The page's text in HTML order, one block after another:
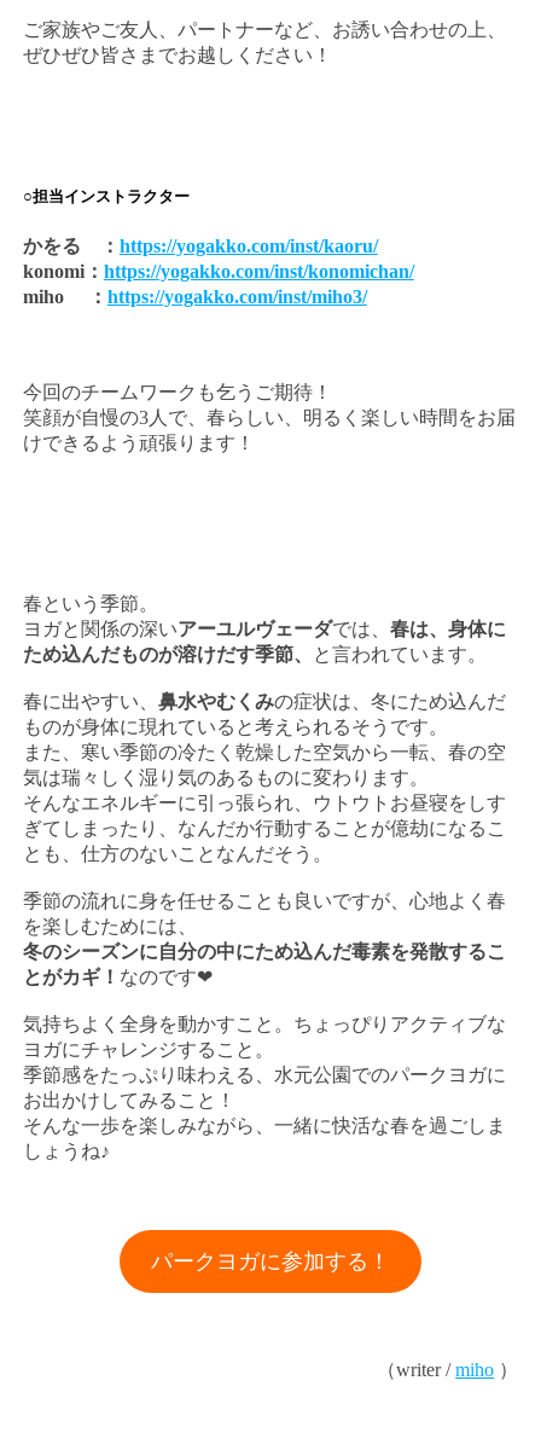
ご家族やご友人、パートナーなど、お誘い合わせの上、
ぜひぜひ皆さまでお越しください！
○担当インストラクター
かをる ： https://yogakko.com/inst/kaoru/
konomi： https://yogakko.com/inst/konomichan/
miho ： https://yogakko.com/inst/miho3/
今回のチームワークも乞うご期待！
笑顔が自慢の3人で、春らしい、明るく楽しい時間をお届
けできるよう頑張ります！
春という季節。
ヨガと関係の深いアーユルヴェーダでは、 春は、身体に
ため込んだものが溶けだす季節、
と言われています。
春に出やすい、 鼻水やむくみの症状は、冬にため込んだ
ものが身体に現れていると考えられるそうです。
また、寒い季節の冷たく乾燥した空気から一転、春の空
気は瑞々しく湿り気のあるものに変わります。
そんなエネルギーに引っ張られ、ウトウトお昼寝をしす
ぎてしまったり、なんだか行動することが億劫になるこ
とも、仕方のないことなんだそう。
季節の流れに身を任せることも良いですが、心地よく春
を楽しむためには、
冬のシーズンに自分の中にため込んだ毒素を発散するこ
とがカギ！ なのです❤︎
気持ちよく全身を動かすこと。ちょっぴりアクティブな
ヨガにチャレンジすること。
季節感をたっぷり味わえる、水元公園でのパークヨガに
お出かけしてみること！
そんな一歩を楽しみながら、一緒に快活な春を過ごしま
しょうね♪
パークヨガに参加する！
（writer /miho ）